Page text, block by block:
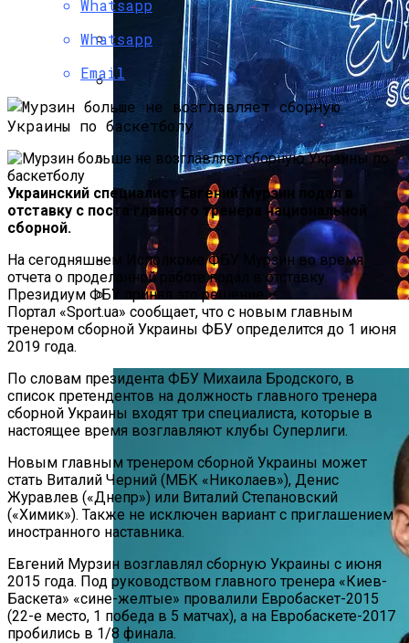
Репетицию Парада В Киеве Высмеяли
Веселыми Фотожабами
В Швеции Белый Медведь Застрял В
Окне Отеля, Знатно Позавтракав
«Шальке» Присматривается К
Ярмоленко
Украинские Боксеры-Профессионалы
Не Выступят На Олимпиаде
Реванш Кличко-Фьюри Перенесен Из-
За Травмы Британца
«Евровидение-2022»: Названы
Whatsapp
Whatsapp
Email
Украинский специалист Евгений Мурзин подал в
отставку с поста главного тренера национальной
сборной.
На сегодняшнем Исполкоме ФБУ Мурзин во время
отчета о проделанной работе подал в отставку.
Президиум ФБУ принял это решение.
Портал «Sport.ua» сообщает, что с новым главным
тренером сборной Украины ФБУ определится до 1 июня
2019 года.
По словам президента ФБУ Михаила Бродского, в
список претендентов на должность главного тренера
сборной Украины входят три специалиста, которые в
настоящее время возглавляют клубы Суперлиги.
Новым главным тренером сборной Украины может
стать Виталий Черний (МБК «Николаев»), Денис
Журавлев («Днепр») или Виталий Степановский
(«Химик»). Также не исключен вариант с приглашением
иностранного наставника.
Евгений Мурзин возглавлял сборную Украины с июня
2015 года. Под руководством главного тренера «Киев-
Баскета» «сине-желтые» провалили Евробаскет-2015
(22-е место, 1 победа в 5 матчах), а на Евробаскете-2017
пробились в 1/8 финала.